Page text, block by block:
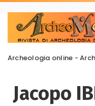
Archeologia online -
Jacopo